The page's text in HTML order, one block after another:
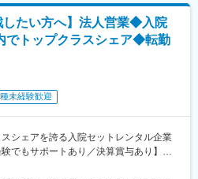
制
万以上の医療機関へサービスを提供して
。
す。
勤務は月1回程度になります。
なく、事務業務に専念できる環境で
したい方へ】法人営業◆入院
でトップクラスシェア◆転勤
未経験歓迎
スシェアを誇る入院セットレンタル企業
でもサポートあり／決算賞与あり】